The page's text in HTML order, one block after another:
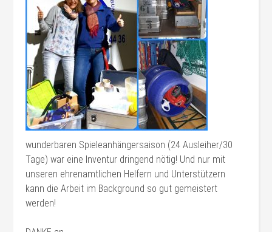
wunderbaren Spieleanhängersaison (24 Ausleiher/30
Tage) war eine Inventur dringend nötig! Und nur mit
unseren ehrenamtlichen Helfern und Unterstützern
kann die Arbeit im Background so gut gemeistert
werden!